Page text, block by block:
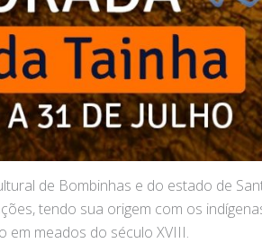
de Bombinhas e do estado de
tendo sua origem com os
em meados do século XVIII.